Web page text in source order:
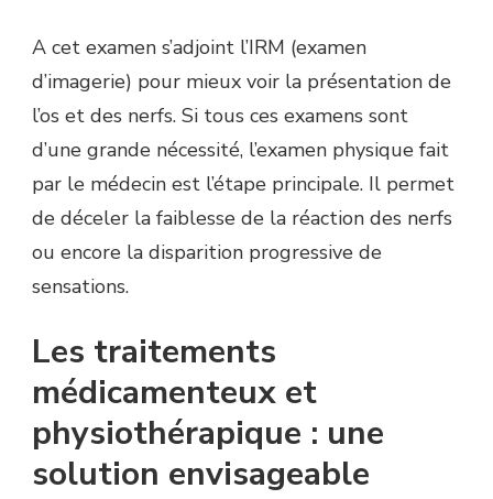
A cet examen s’adjoint l’IRM (examen
d’imagerie) pour mieux voir la présentation de
l’os et des nerfs. Si tous ces examens sont
d’une grande nécessité, l’examen physique fait
par le médecin est l’étape principale. Il permet
de déceler la faiblesse de la réaction des nerfs
ou encore la disparition progressive de
sensations.
Les traitements
médicamenteux et
physiothérapique : une
solution envisageable